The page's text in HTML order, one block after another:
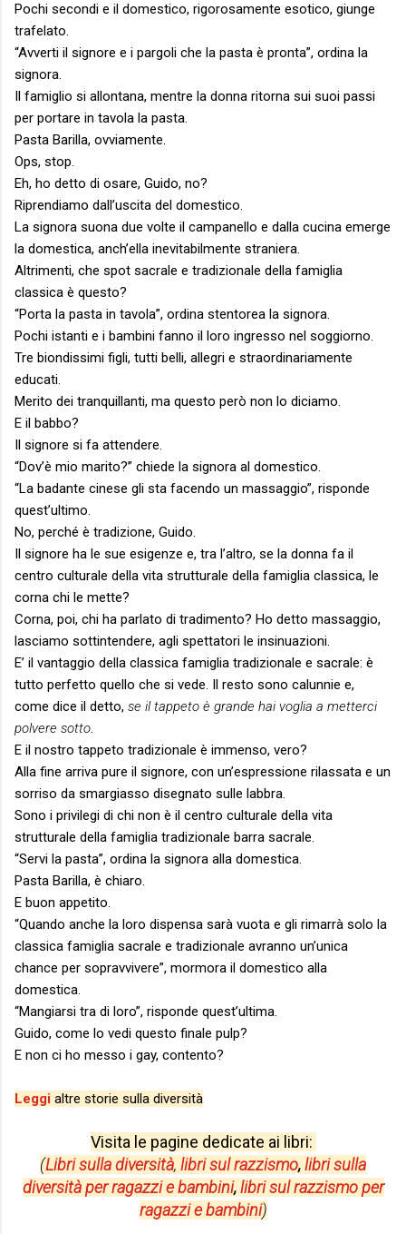
Pochi secondi e il domestico, rigorosamente esotico, giunge
trafelato.
“Avverti il signore e i pargoli che la pasta è pronta”, ordina la
signora.
Il famiglio si allontana, mentre la donna ritorna sui suoi passi
per portare in tavola la pasta.
Pasta Barilla, ovviamente.
Ops, stop.
Eh, ho detto di osare, Guido, no?
Riprendiamo dall’uscita del domestico.
La signora suona due volte il campanello e dalla cucina emerge
la domestica, anch’ella inevitabilmente straniera.
Altrimenti, che spot sacrale e tradizionale della famiglia
classica è questo?
“Porta la pasta in tavola”, ordina stentorea la signora.
Pochi istanti e i bambini fanno il loro ingresso nel soggiorno.
Tre biondissimi figli, tutti belli, allegri e straordinariamente
educati.
Merito dei tranquillanti, ma questo però non lo diciamo.
E il babbo?
Il signore si fa attendere.
“Dov’è mio marito?” chiede la signora al domestico.
“La badante cinese gli sta facendo un massaggio”, risponde
quest’ultimo.
No, perché è tradizione, Guido.
Il signore ha le sue esigenze e, tra l’altro, se la donna fa il
centro culturale della vita strutturale della famiglia classica, le
corna chi le mette?
Corna, poi, chi ha parlato di tradimento? Ho detto massaggio,
lasciamo sottintendere, agli spettatori le insinuazioni.
E’ il vantaggio della classica famiglia tradizionale e sacrale: è
tutto perfetto quello che si vede. Il resto sono calunnie e,
come dice il detto, se il tappeto è grande hai voglia a metterci
polvere sotto.
E il nostro tappeto tradizionale è immenso, vero?
Alla fine arriva pure il signore, con un’espressione rilassata e un
sorriso da smargiasso disegnato sulle labbra.
Sono i privilegi di chi non è il centro culturale della vita
strutturale della famiglia tradizionale barra sacrale.
“Servi la pasta”, ordina la signora alla domestica.
Pasta Barilla, è chiaro.
E buon appetito.
“Quando anche la loro dispensa sarà vuota e gli rimarrà solo la
classica famiglia sacrale e tradizionale avranno un’unica
chance per sopravvivere”, mormora il domestico alla
domestica.
“Mangiarsi tra di loro”, risponde quest’ultima.
Guido, come lo vedi questo finale pulp?
E non ci ho messo i gay, contento?
Leggi altre storie sulla diversità
Visita le pagine dedicate ai libri:
(Libri sulla diversità, libri sul razzismo,libri sulla
diversità perragazzi e bambini,libri sul razzismo per
ragazzi e bambini)